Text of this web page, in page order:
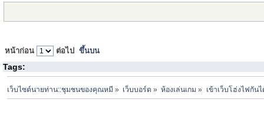
หน้าก่อน ต่อไป ขึ้นบน
Tags:
เว็บไซต์นายท่าน::ชุมชนของคุณหมี » เว็บบอร์ด » ห้องเล่นเกม » เข้าเว็บโฮ่งไฟกัน